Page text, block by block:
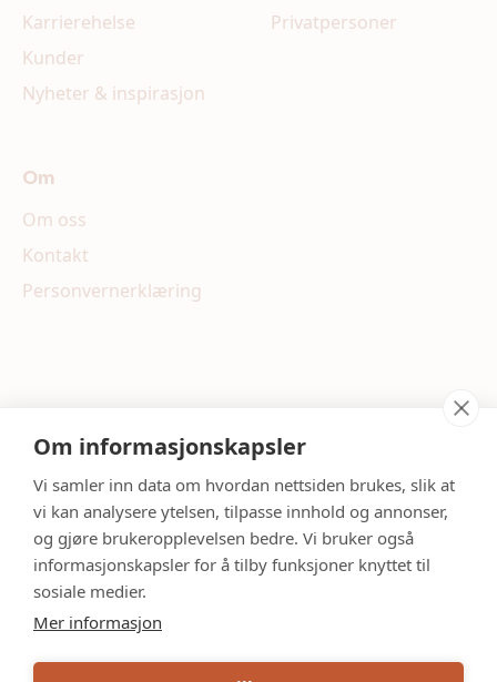
Karrierehelse
Kunder
Nyheter & inspirasjon
Privatpersoner
Om
Om oss
Kontakt
Personvernerklæring
Om informasjonskapsler
Vi samler inn data om hvordan nettsiden brukes, slik at
vi kan analysere ytelsen, tilpasse innhold og annonser,
og gjøre brukeropplevelsen bedre. Vi bruker også
informasjonskapsler for å tilby funksjoner knyttet til
sosiale medier.
Mer informasjon